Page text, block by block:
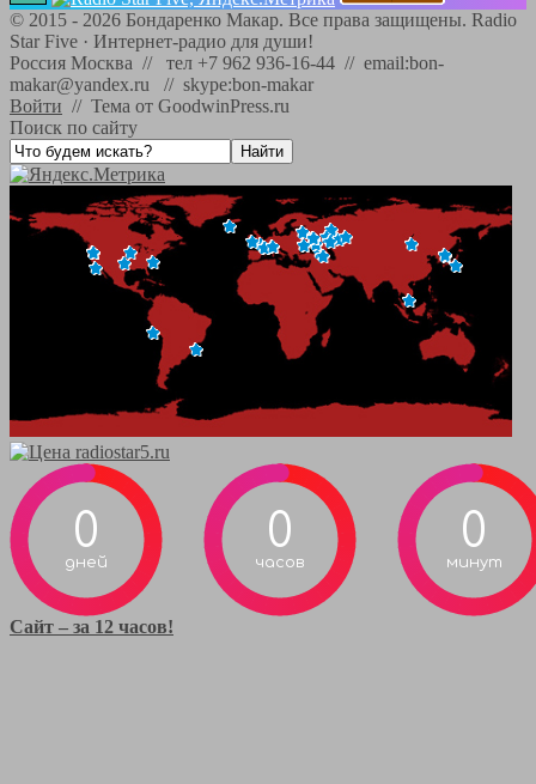
© 2015 - 2026 Бондаренко Макар. Все права защищены. Radio
Star Five · Интернет-радио для души!
Россия Москва // тел +7 962 936-16-44 // email:bon-
makar@yandex.ru // skype:bon-makar
Войти // Тема от GoodwinPress.ru
Поиск по сайту
0
дней
0
часов
0
минут
Сайт – за 12 часов!